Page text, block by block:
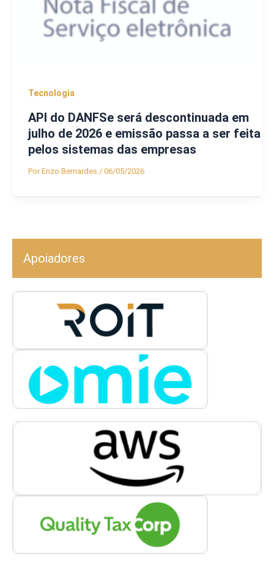
Tecnologia
API do DANFSe será descontinuada em
julho de 2026 e emissão passa a ser feita
pelos sistemas das empresas
PorEnzo Bernardes / 06/05/2026
Apoiadores